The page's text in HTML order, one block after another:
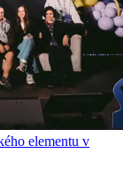
elementu v